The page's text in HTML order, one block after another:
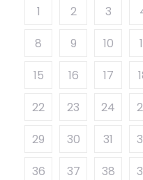
1 2 3
8
9 10
15
16 17
22
23 24
29
30 31
36
37 38